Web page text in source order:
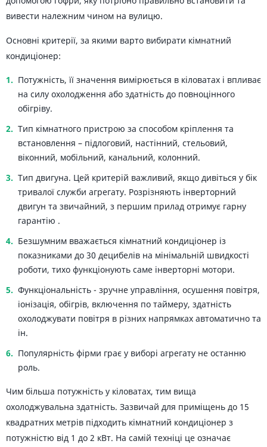
вивести належним чином на вулицю.
Основні критерії, за якими варто вибирати кімнатний
кондиціонер:
Потужність, її значення вимірюється в кіловатах і впливає
на силу охолодження або здатність до повноцінного
обігріву.
Тип кімнатного пристрою за способом кріплення та
встановлення – підлоговий, настінний, стельовий,
віконний, мобільний, канальний, колонний.
Тип двигуна. Цей критерій важливий, якщо дивіться у бік
тривалої служби агрегату. Розрізняють інверторний
двигун та звичайний, з першим прилад отримує гарну
гарантію .
Безшумним вважається кімнатний кондиціонер із
показниками до 30 децибелів на мінімальній швидкості
роботи, тихо функціонують саме інверторні мотори.
Функціональність - зручне управління, осушення повітря,
іонізація, обігрів, включення по таймеру, здатність
охолоджувати повітря в різних напрямках автоматично та
ін.
Популярність фірми грає у виборі агрегату не останню
роль.
Чим більша потужність у кіловатах, тим вища
охолоджувальна здатність. Зазвичай для приміщень до 15
квадратних метрів підходить кімнатний кондиціонер з
потужністю від 1 до 2 кВт. На самій техніці це означає